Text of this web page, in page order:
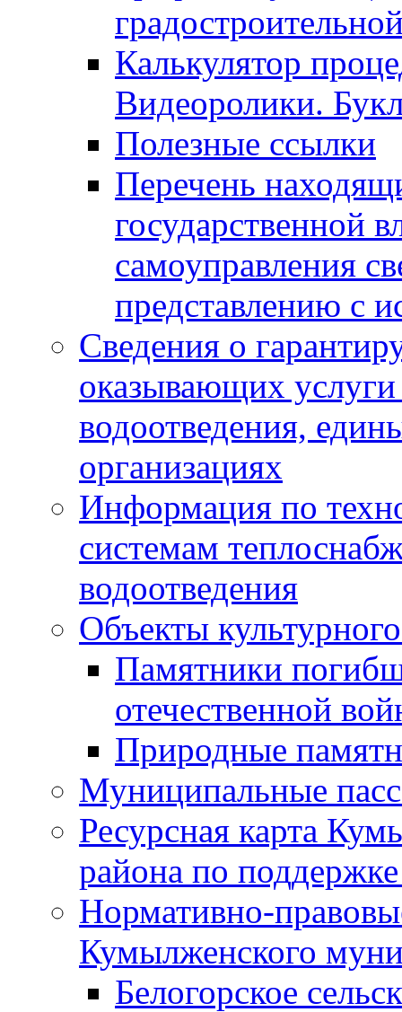
Калькулятор
Видеоролики.
Полезные ссылки
Перечень
государственной
самоуправления
представлению с
Сведения о
оказывающих
водоотведения,
организациях
Информация по
системам
водоотведения
Объекты
Памятники
отечественной
Природные
Муниципальные
Ресурсная карта
района по
Нормативно-
Кумылженского
Белогорское